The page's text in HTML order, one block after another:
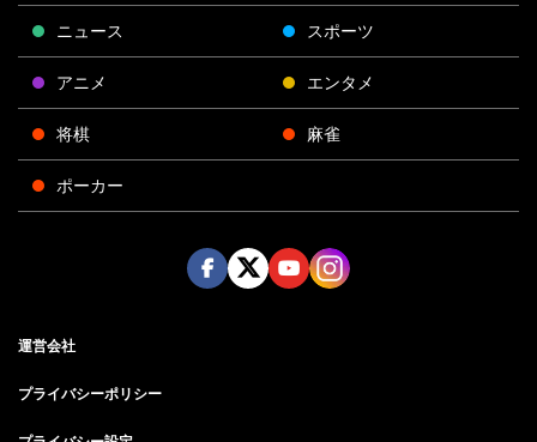
ニュース スポーツ
アニメ エンタメ
将棋 麻雀
ポーカー
運営会社
プライバシーポリシー